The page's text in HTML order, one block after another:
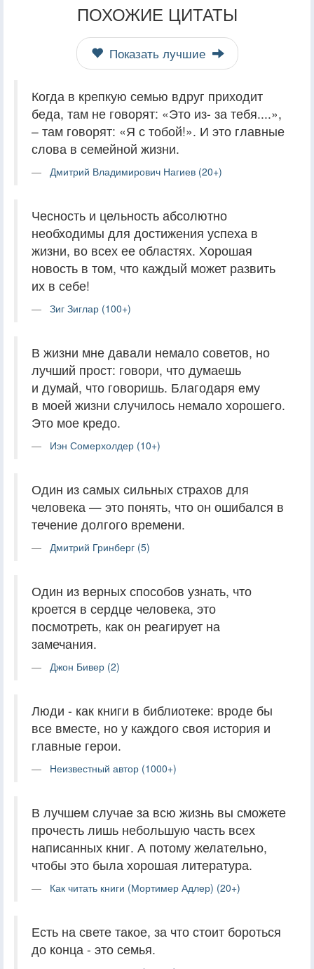
ПОХОЖИЕ ЦИТАТЫ
Показать лучшие
Когда в крепкую семью вдруг приходит
беда, там не говорят: «Это из- за тебя....»,
– там говорят: «Я с тобой!». И это главные
слова в семейной жизни.
Дмитрий Владимирович Нагиев (20+)
Чесность и цельность абсолютно
необходимы для достижения успеха в
жизни, во всех ее областях. Хорошая
новость в том, что каждый может развить
их в себе!
Зиг Зиглар (100+)
В жизни мне давали немало советов, но
лучший прост: говори, что думаешь
и думай, что говоришь. Благодаря ему
в моей жизни случилось немало хорошего.
Это мое кредо.
Иэн Сомерхолдер (10+)
Один из самых сильных страхов для
человека — это понять, что он ошибался в
течение долгого времени.
Дмитрий Гринберг (5)
Один из верных способов узнать, что
кроется в сердце человека, это
посмотреть, как он реагирует на
замечания.
Джон Бивер (2)
Люди - как книги в библиотеке: вроде бы
все вместе, но у каждого своя история и
главные герои.
Неизвестный автор (1000+)
В лучшем случае за всю жизнь вы сможете
прочесть лишь небольшую часть всех
написанных книг. А потому желательно,
чтобы это была хорошая литература.
Как читать книги (Мортимер Адлер) (20+)
Есть на свете такое, за что стоит бороться
до конца - это семья.